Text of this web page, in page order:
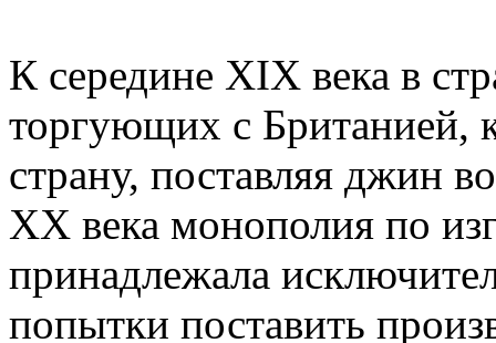
К середине XIX века в
торгующих с Британией,
страну, поставляя джин
XX века монополия по
принадлежала
попытки поставить